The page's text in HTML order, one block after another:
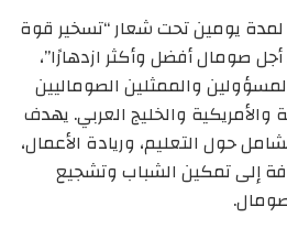
لمدة يومين تحت شعار “تسخير قوة
صومال أفضل وأكثر ازدهارًا”،
من المسؤولين والممثلين الصوماليين
والأمريكية والخليج العربي. يهدف
حول التعليم، وريادة الأعمال،
إلى تمكين الشباب وتشجيع